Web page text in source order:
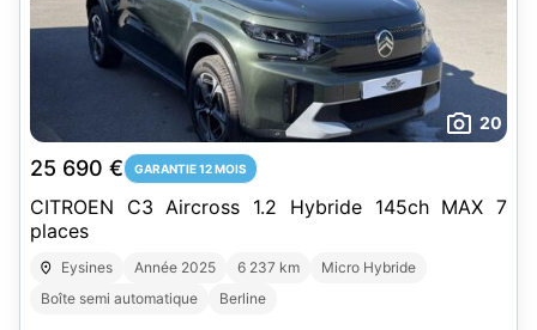
20
25 690 € GARANTIE 12 MOIS
CITROEN C3 Aircross 1.2 Hybride 145ch MAX 7
places
Eysines Année 2025 6 237 km
Micro Hybride
Boîte semi automatique
Berline